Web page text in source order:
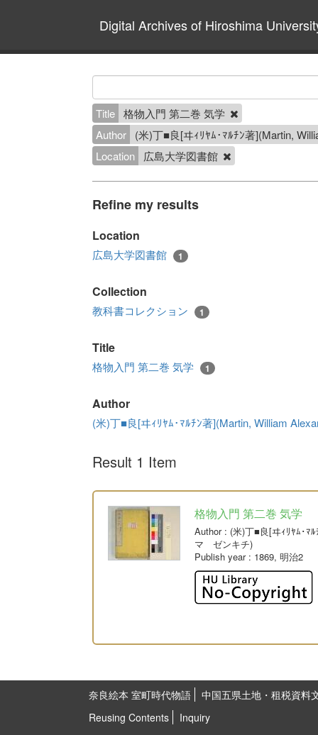
Digital Archives of Hiroshima
Title 格物入門 第二巻 気学
Author
(米)丁■良[ヰｨﾘﾔﾑ･ﾏﾙﾁﾝ著](Martin,
Location
広島大学図書館
Refine my results
Location
広島大学図書館 1
Collection
教科書コレクション 1
Title
格物入門 第二巻 気学 1
Author
(米)丁■良[ヰｨﾘﾔﾑ･ﾏﾙﾁﾝ著](Martin, William
Result 1 Item
格物入門 第二巻 気学
Author: (米)丁■良[ヰｨﾘﾔﾑ･ﾏ
マ ゼンキチ)
Publish year: 1869, 明治2
奈良絵本 室町時代物語
中国五県土地・租税資料
Reusing Contents
Inquiry